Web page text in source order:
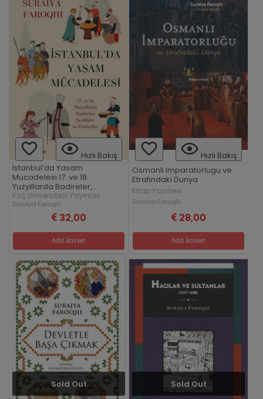
Hızlı Bakış
Istanbul’da Yasam
Mucadelesi 17. ve 18.
Yuzyillarda Badireler,
Senlikler ve Felaketler
Koç Universitesi Yayınları
Suraiya Faroqhi
32,00
Add Basket
Hızlı Bakış
Osmanli Imparatorlugu ve
Etrafindaki Dunya
Kitap Yayınevi
Suraiya Faroqhi
28,00
Add Basket
Sold Out Sold Out